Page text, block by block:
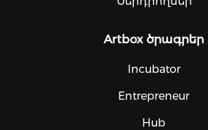
Artbox ծրագրեր
Incubator
Entrepreneur
Hub